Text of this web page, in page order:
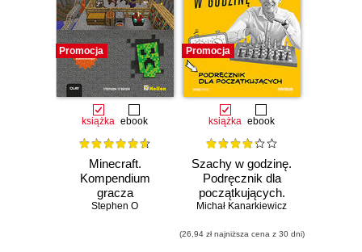
Promocja
książka ebook
Minecraft.
Kompendium
gracza
Stephen O
Promocja
książka ebook
Szachy w godzinę.
Podręcznik dla
początkujących.
Wydanie II
Michał Kanarkiewicz
(26,94 zł najniższa cena z 30 dni)